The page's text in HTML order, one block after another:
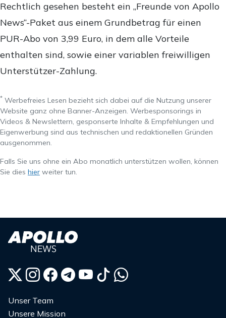
Rechtlich gesehen besteht ein „Freunde von Apollo
News“-Paket aus einem Grundbetrag für einen
PUR-Abo von 3,99 Euro, in dem alle Vorteile
enthalten sind, sowie einer variablen freiwilligen
Unterstützer-Zahlung.
* Werbefreies Lesen bezieht sich dabei auf die Nutzung unserer
Website ganz ohne Banner-Anzeigen. Werbesponsorings in
Videos & Newslettern, gesponserte Inhalte & Empfehlungen und
Eigenwerbung sind aus technischen und redaktionellen Gründen
ausgenommen.
Falls Sie uns ohne ein Abo monatlich unterstützen wollen, können
Sie dies hier weiter tun.
Unser Team
Unsere Mission